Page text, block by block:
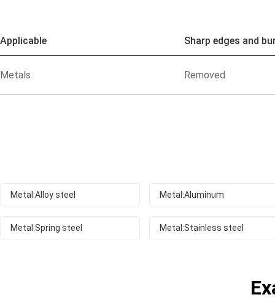
Applicable Sharp edges and
Metals Removed
Metal:Alloy steel Metal:Aluminum
Metal:Spring steel Metal:Stainless steel